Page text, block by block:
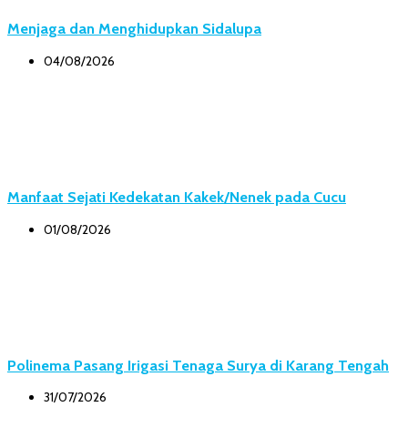
Menjaga dan Menghidupkan Sidalupa
04/08/2026
Manfaat Sejati Kedekatan Kakek/Nenek pada Cucu
01/08/2026
Polinema Pasang Irigasi Tenaga Surya di Karang Tengah
31/07/2026